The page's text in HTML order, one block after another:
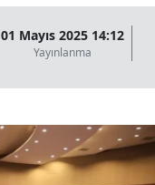
01 Mayıs 2025 14:12
Yayınlanma